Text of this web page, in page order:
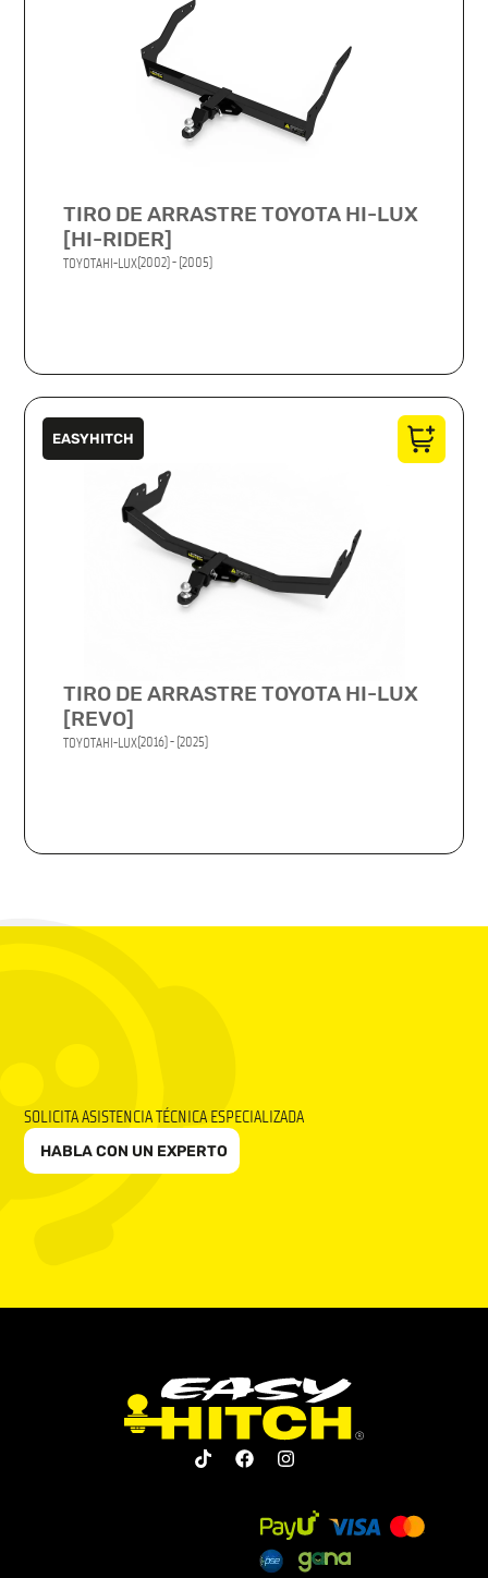
TIRO DE ARRASTRE TOYOTA HI-LUX
[HI-RIDER]
TOYOTAHI-LUX(2002) - (2005)
EASYHITCH
TIRO DE ARRASTRE TOYOTA HI-LUX
[REVO]
TOYOTAHI-LUX(2016) - (2025)
SOLICITA ASISTENCIA TÉCNICA ESPECIALIZADA
HABLA CON UN EXPERTO